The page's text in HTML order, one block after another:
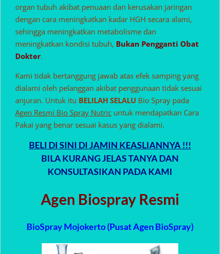
organ tubuh akibat penuaan dan kerusakan jaringan
dengan cara meningkatkan kadar HGH secara alami,
sehingga meningkatkan metabolisme dan
meningkatkan kondisi tubuh, Bukan Pengganti Obat
Dokter.
Kami tidak bertanggung jawab atas efek samping yang
dialami oleh pelanggan akibat penggunaan tidak sesuai
anjuran. Untuk itu BELILAH SELALU Bio Spray pada
Agen Resmi Bio Spray Nutric untuk mendapatkan Cara
Pakai yang benar sesuai kasus yang dialami.
BELI DI SINI DI JAMIN KEASLIANNYA !!!
BILA KURANG JELAS TANYA DAN
KONSULTASIKAN PADA KAMI
Agen Biospray Resmi
BioSpray Mojokerto (Pusat Agen BioSpray)